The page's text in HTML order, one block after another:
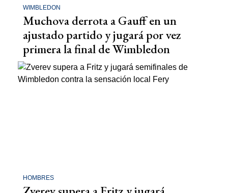
WIMBLEDON
Muchova derrota a Gauff en un
ajustado partido y jugará por vez
primera la final de Wimbledon
HOMBRES